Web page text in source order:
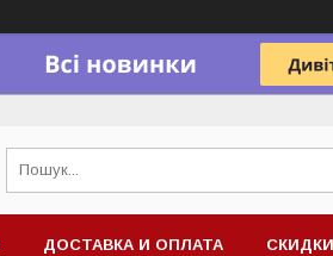
ДОСТАВКА И ОПЛАТА СКИДКИ